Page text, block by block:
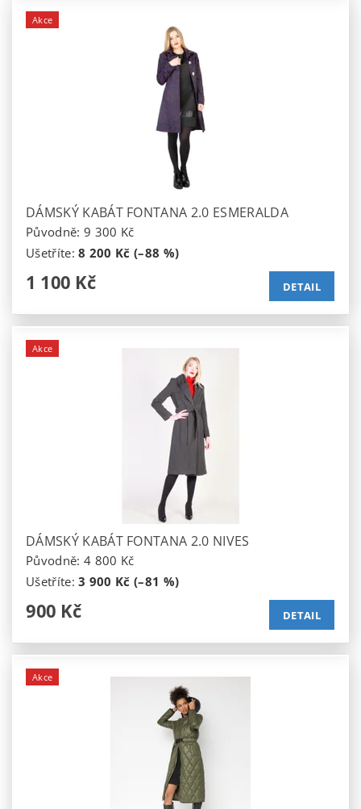
Akce
DÁMSKÝ KABÁT FONTANA 2.0 ESMERALDA
Původně: 9 300 Kč
Ušetříte:8 200 Kč (–88 %)
1 100 Kč DETAIL
Akce
DÁMSKÝ KABÁT FONTANA 2.0 NIVES
Původně: 4 800 Kč
Ušetříte:3 900 Kč (–81 %)
900 Kč DETAIL
Akce